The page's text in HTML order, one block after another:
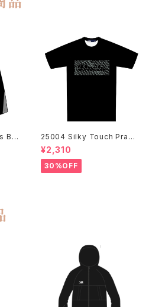
BL
25004 Silky Touch Practi
ce Shirts BLK
¥2,310
30%OFF